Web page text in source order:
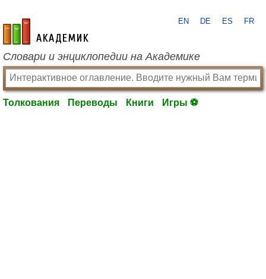
academic.ru
EN DE ES FR
Словари и энциклопедии на Академике
Толкования Переводы Книги Игры ⚽